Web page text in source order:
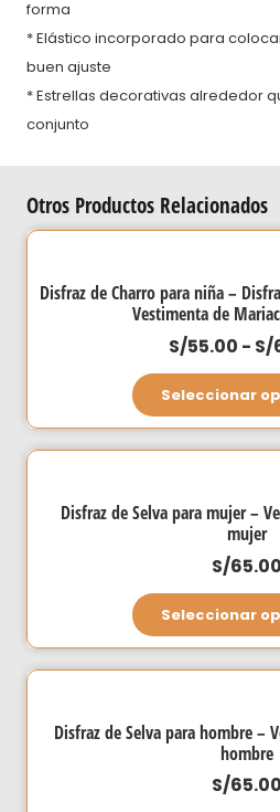
forma
* Elástico incorporado para
buen ajuste
* Estrellas decorativas alrededor
conjunto
Otros Productos Relacionados
Disfraz de Charro para niña –
Vestimenta de
S/55.00 - S/
Seleccionar
Disfraz de Selva para mujer –
mujer
S/65.00
Seleccionar
Disfraz de Selva para hombre –
hombre
S/65.00